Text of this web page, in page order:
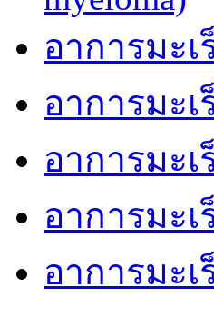
อาการมะเ
อาการมะเ
อาการมะเ
อาการมะเ
อาการมะเ